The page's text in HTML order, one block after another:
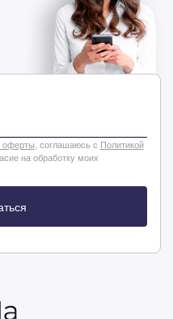
оферты, соглашаюсь с Политикой
на обработку моих